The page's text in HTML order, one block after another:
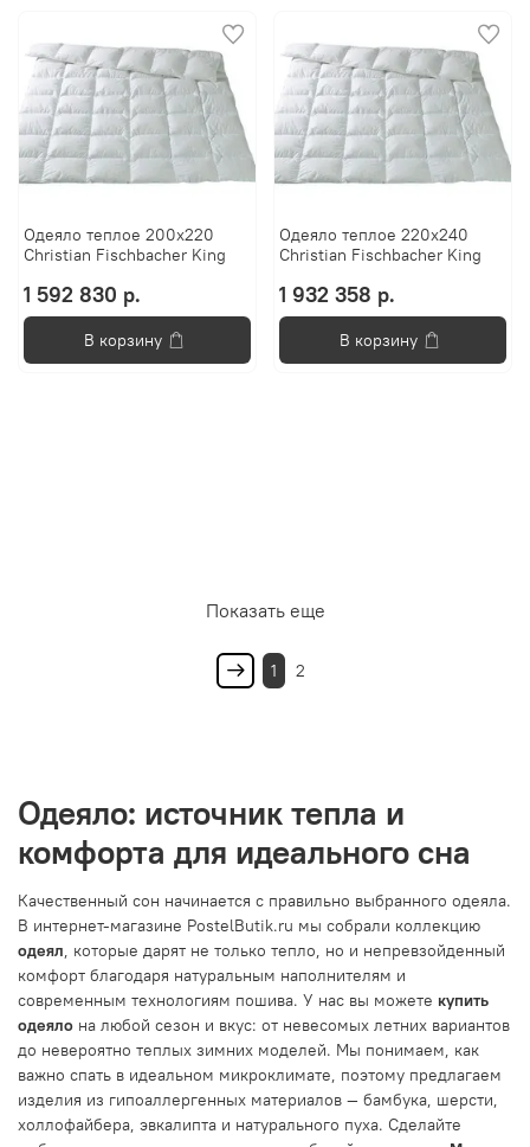
Одеяло теплое 200х220
Christian Fischbacher King
1 592 830 р.
В корзину
Одеяло теплое 220x240
Christian Fischbacher King
1 932 358 р.
В корзину
Показать еще
1 2
Одеяло: источник тепла и
комфорта для идеального сна
Качественный сон начинается с правильно выбранного одеяла.
В интернет-магазине PostelButik.ru мы собрали коллекцию
одеял, которые дарят не только тепло, но и непревзойденный
комфорт благодаря натуральным наполнителям и
современным технологиям пошива. У нас вы можете купить
одеяло на любой сезон и вкус: от невесомых летних вариантов
до невероятно теплых зимних моделей. Мы понимаем, как
важно спать в идеальном микроклимате, поэтому предлагаем
изделия из гипоаллергенных материалов — бамбука, шерсти,
холлофайбера, эвкалипта и натурального пуха. Сделайте